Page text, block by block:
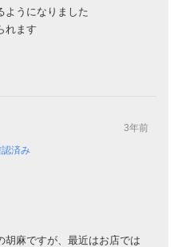
ようになりました
れます
済み
3年前
胡麻ですが、最近はお店では